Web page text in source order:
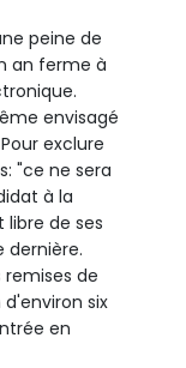
peine de
an ferme à
envisagé
exclure
"ce ne sera
à la
de ses
dernière.
remises de
six
en